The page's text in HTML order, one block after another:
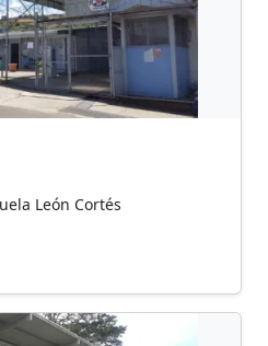
León Cortés